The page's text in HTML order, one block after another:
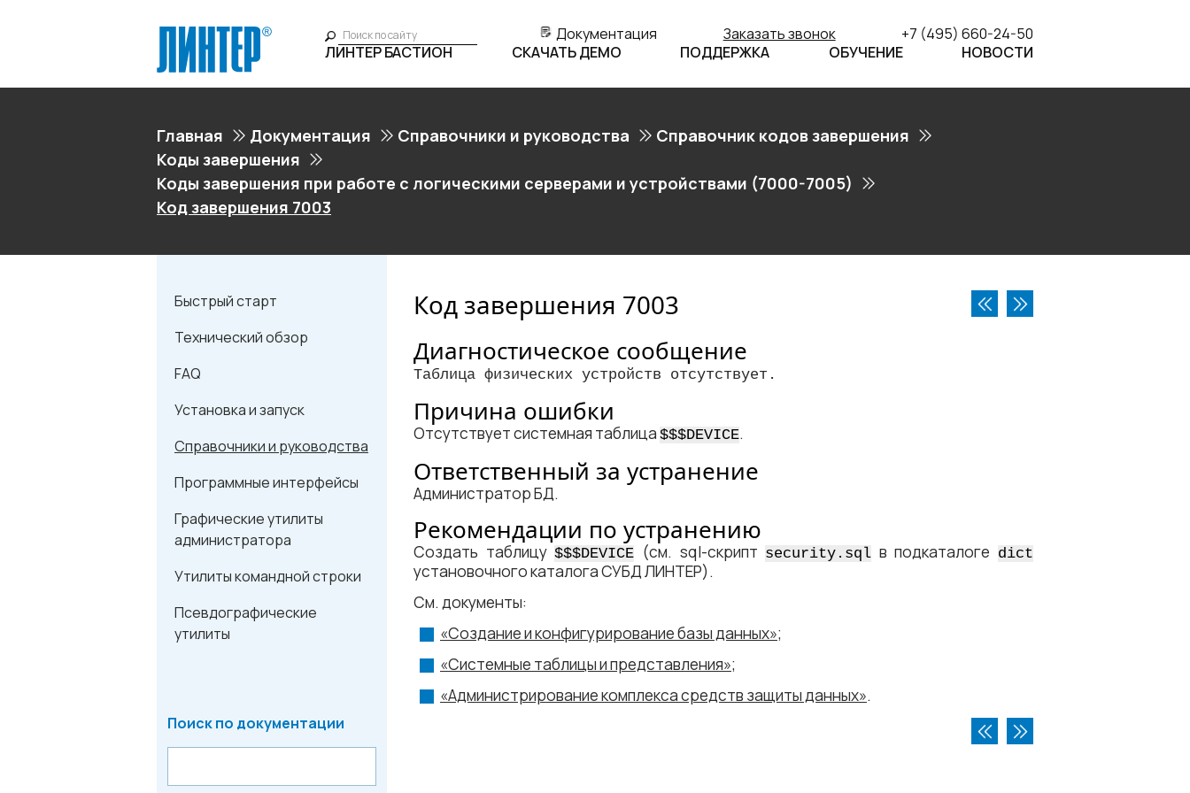
Документация Заказать звонок
+7 (495) 660-24-50
ЛИНТЕР БАСТИОН
СКАЧАТЬ ДЕМО ПОДДЕРЖКА ОБУЧЕНИЕ НОВОСТИ
Главная Документация Справочники и руководства
Справочник кодов завершения
Коды завершения
Коды завершения при работе с логическими серверами и устройствами (7000-7005)
Код завершения 7003
Быстрый старт
Технический обзор
FAQ
Установка и запуск
Справочники и руководства
Программные интерфейсы
Графические утилиты
администратора
Утилиты командной строки
Псевдографические
утилиты
Поиск по документации
Код завершения 7003
Диагностическое сообщение
Таблица физических устройств отсутствует.
Причина ошибки
Отсутствует системная таблица $$$DEVICE.
Ответственный за устранение
Администратор БД.
Рекомендации по устранению
Создать таблицу$$$DEVICE (см. sql-скрипт security.sql в подкаталоге dict
установочного каталога СУБД ЛИНТЕР).
См. документы:
«Создание и конфигурирование базы данных»;
«Системные таблицы и представления»;
«Администрирование комплекса средств защиты данных».